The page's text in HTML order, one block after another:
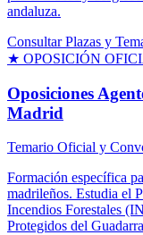
andaluza.
Consultar Plazas y
★ OPOSICIÓN
Oposiciones
Madrid
Temario Oficial y
Formación específica
madrileños. Estudia el
Incendios Forestales
Protegidos del